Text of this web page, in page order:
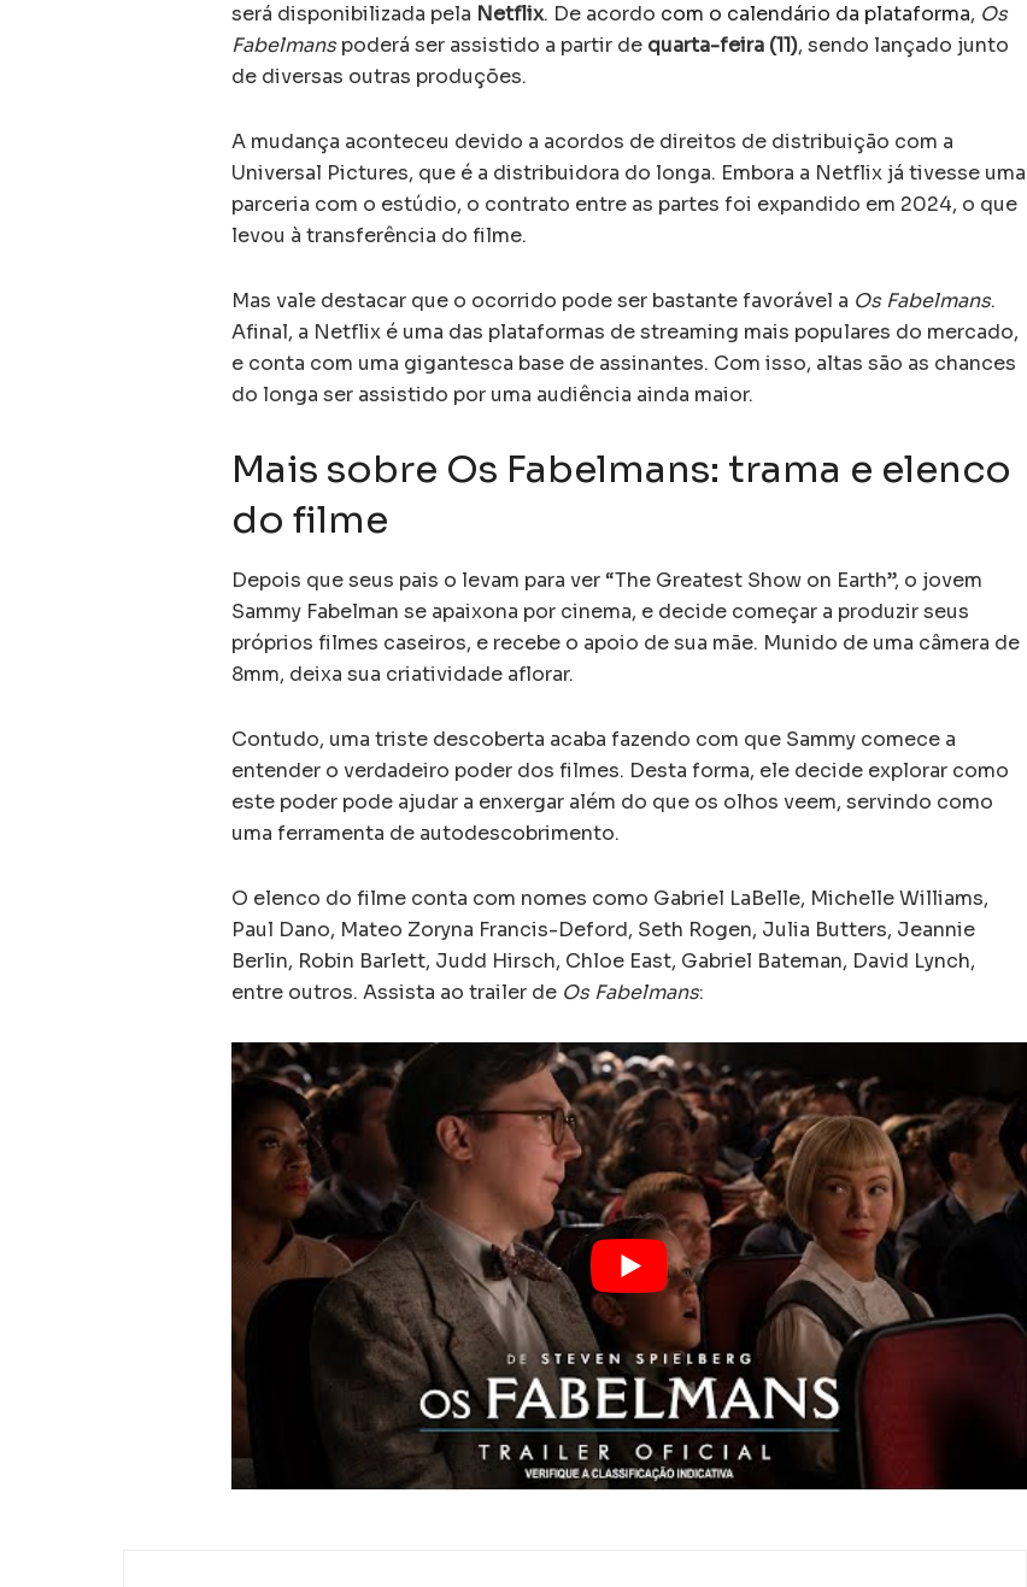
será disponibilizada pela Netflix. De acordo com o calendário da plataforma, Os
Fabelmans poderá ser assistido a partir de quarta-feira (11), sendo lançado junto
de diversas outras produções.
A mudança aconteceu devido a acordos de direitos de distribuição com a
Universal Pictures, que é a distribuidora do longa. Embora a Netflix já tivesse uma
parceria com o estúdio, o contrato entre as partes foi expandido em 2024, o que
levou à transferência do filme.
Mas vale destacar que o ocorrido pode ser bastante favorável a Os Fabelmans.
Afinal, a Netflix é uma das plataformas de streaming mais populares do mercado,
e conta com uma gigantesca base de assinantes. Com isso, altas são as chances
do longa ser assistido por uma audiência ainda maior.
Mais sobre Os Fabelmans: trama e elenco
do filme
Depois que seus pais o levam para ver “The Greatest Show on Earth”, o jovem
Sammy Fabelman se apaixona por cinema, e decide começar a produzir seus
próprios filmes caseiros, e recebe o apoio de sua mãe. Munido de uma câmera de
8mm, deixa sua criatividade aflorar.
Contudo, uma triste descoberta acaba fazendo com que Sammy comece a
entender o verdadeiro poder dos filmes. Desta forma, ele decide explorar como
este poder pode ajudar a enxergar além do que os olhos veem, servindo como
uma ferramenta de autodescobrimento.
O elenco do filme conta com nomes como Gabriel LaBelle, Michelle Williams,
Paul Dano, Mateo Zoryna Francis-Deford, Seth Rogen, Julia Butters, Jeannie
Berlin, Robin Barlett, Judd Hirsch, Chloe East, Gabriel Bateman, David Lynch,
entre outros. Assista ao trailer de Os Fabelmans: